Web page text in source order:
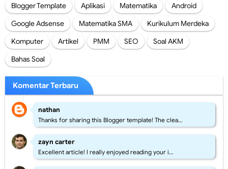
Blogger Template
Aplikasi Matematika
Android
Google Adsense
Matematika SMA
Kurikulum Merdeka
Komputer
Artikel PMM SEO
Soal AKM
Bahas Soal
Komentar Terbaru
nathan
Thanks for sharing this Blogger template! The clea…
zayn carter
Excellent article! I really enjoyed reading your i…